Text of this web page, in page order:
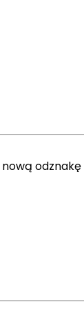
nową odznakę